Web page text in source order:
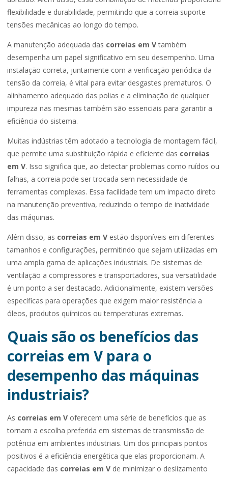
flexibilidade e durabilidade, permitindo que a correia suporte
tensões mecânicas ao longo do tempo.
A manutenção adequada das correias em Vtambém
desempenha um papel significativo em seu desempenho. Uma
instalação correta, juntamente com a verificação periódica da
tensão da correia, é vital para evitar desgastes prematuros. O
alinhamento adequado das polias e a eliminação de qualquer
impureza nas mesmas também são essenciais para garantir a
eficiência do sistema.
Muitas indústrias têm adotado a tecnologia de montagem fácil,
que permite uma substituição rápida e eficiente das correias
em V. Isso significa que, ao detectar problemas como ruídos ou
falhas, a correia pode ser trocada sem necessidade de
ferramentas complexas. Essa facilidade tem um impacto direto
na manutenção preventiva, reduzindo o tempo de inatividade
das máquinas.
Além disso, as correias em V estão disponíveis em diferentes
tamanhos e configurações, permitindo que sejam utilizadas em
uma ampla gama de aplicações industriais. De sistemas de
ventilação a compressores e transportadores, sua versatilidade
é um ponto a ser destacado. Adicionalmente, existem versões
específicas para operações que exigem maior resistência a
óleos, produtos químicos ou temperaturas extremas.
Quais são os benefícios das
correias em V para o
desempenho das máquinas
industriais?
As correias em V oferecem uma série de benefícios que as
tornam a escolha preferida em sistemas de transmissão de
potência em ambientes industriais. Um dos principais pontos
positivos é a eficiência energética que elas proporcionam. A
capacidade das correias em V de minimizar o deslizamento